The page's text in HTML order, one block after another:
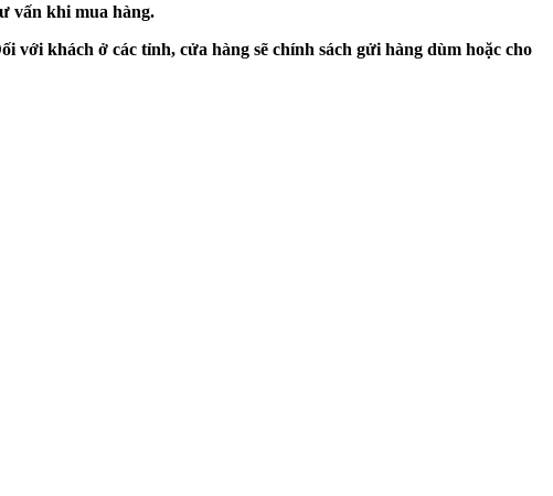
vấn khi mua hàng.
khách ở các tỉnh, cửa hàng sẽ chính sách gửi hàng dùm hoặc cho